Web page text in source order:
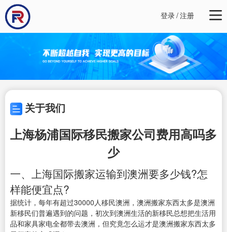
登录/注册
关于我们
上海杨浦国际移民搬家公司费用高吗多
少
一、上海国际搬家运输到澳洲要多少钱?怎
样能便宜点?
据统计，每年有超过30000人移民澳洲，澳洲搬家东西太多是澳洲
新移民们普遍遇到的问题，初次到澳洲生活的新移民总想把生活用
品和家具家电全都带去澳洲，但究竟怎么运才是澳洲搬家东西太多